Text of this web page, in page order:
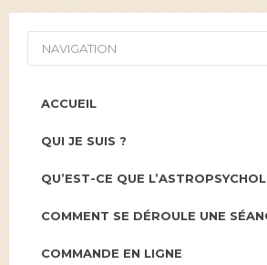
NAVIGATION
ACCUEIL
QUI JE SUIS ?
QU’EST-CE QUE
COMMENT SE DÉROULE UNE
COMMANDE EN LIGNE